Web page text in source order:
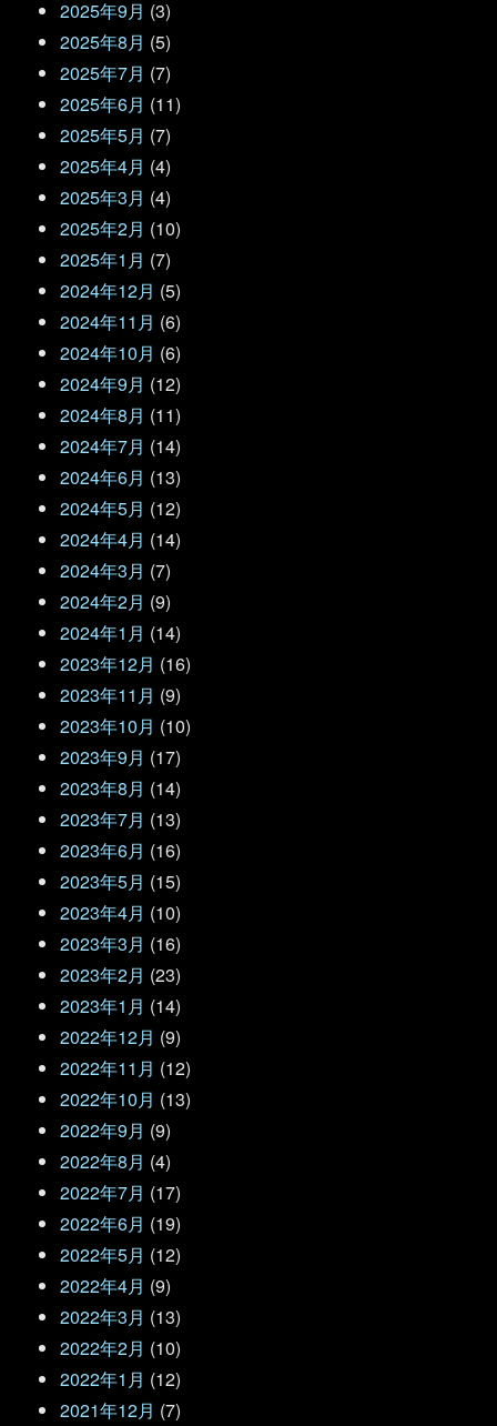
2025年9月 (3)
2025年8月 (5)
2025年7月 (7)
2025年6月 (11)
2025年5月 (7)
2025年4月 (4)
2025年3月 (4)
2025年2月 (10)
2025年1月 (7)
2024年12月 (5)
2024年11月 (6)
2024年10月 (6)
2024年9月 (12)
2024年8月 (11)
2024年7月 (14)
2024年6月 (13)
2024年5月 (12)
2024年4月 (14)
2024年3月 (7)
2024年2月 (9)
2024年1月 (14)
2023年12月 (16)
2023年11月 (9)
2023年10月 (10)
2023年9月 (17)
2023年8月 (14)
2023年7月 (13)
2023年6月 (16)
2023年5月 (15)
2023年4月 (10)
2023年3月 (16)
2023年2月 (23)
2023年1月 (14)
2022年12月 (9)
2022年11月 (12)
2022年10月 (13)
2022年9月 (9)
2022年8月 (4)
2022年7月 (17)
2022年6月 (19)
2022年5月 (12)
2022年4月 (9)
2022年3月 (13)
2022年2月 (10)
2022年1月 (12)
2021年12月 (7)